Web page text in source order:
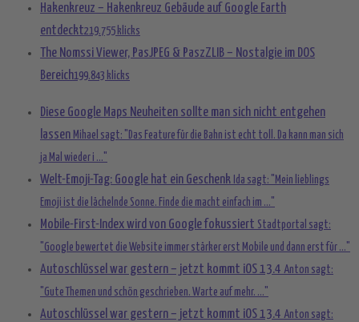
Hakenkreuz – Hakenkreuz Gebäude auf Google Earth
entdeckt219.755 klicks
The Nomssi Viewer, PasJPEG & PaszZLIB – Nostalgie im DOS
Bereich199.843 klicks
Diese Google Maps Neuheiten sollte man sich nicht entgehen
lassen Mihael sagt: "Das Feature für die Bahn ist echt toll. Da kann man sich
ja Mal wieder i ..."
Welt-Emoji-Tag: Google hat ein Geschenk Ida sagt: "Mein lieblings
Emoji ist die lächelnde Sonne. Finde die macht einfach im ..."
Mobile-First-Index wird von Google fokussiert Stadtportal sagt:
"Google bewertet die Website immer stärker erst Mobile und dann erst für ..."
Autoschlüssel war gestern – jetzt kommt iOS 13.4 Anton sagt:
"Gute Themen und schön geschrieben. Warte auf mehr. ..."
Autoschlüssel war gestern – jetzt kommt iOS 13.4 Anton sagt: